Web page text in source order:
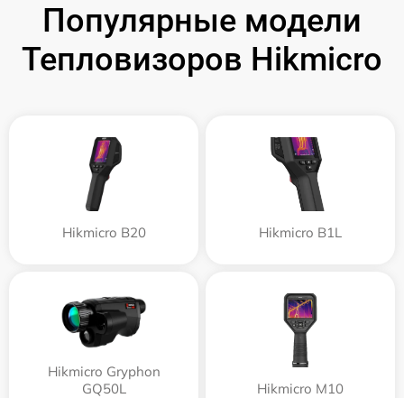
Популярные модели
Тепловизоров Hikmicro
Hikmicro B20 Hikmicro B1L
Hikmicro Gryphon
GQ50L
Hikmicro M10